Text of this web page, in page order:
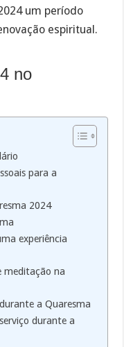
um período
espiritual.
no
para a
2024
experiência
meditação na
a Quaresma
durante a